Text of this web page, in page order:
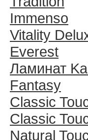
Immenso
Vitality
Everest
Ламинат
Fantasy
Classic
Classic
Natural